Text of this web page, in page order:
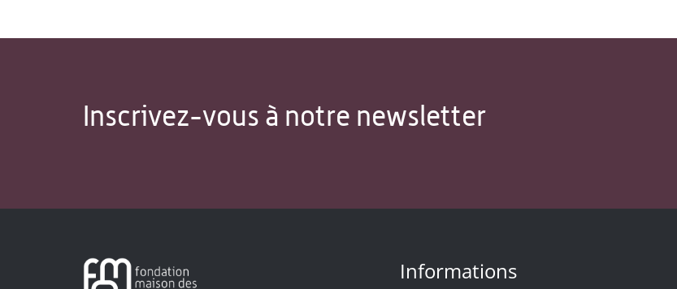
Inscrivez-vous à notre newsletter
Informations